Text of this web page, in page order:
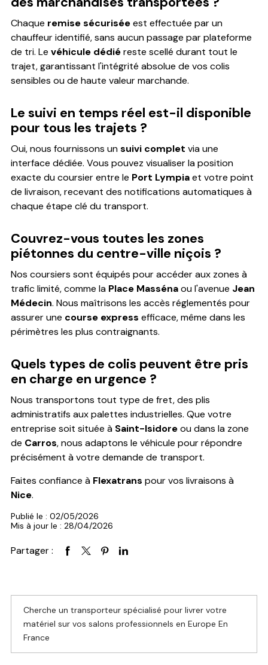
Chaque remise sécuriséeest effectuée par un
chauffeur identifié, sans aucun passage par plateforme
de tri. Le véhicule dédiéreste scellé durant tout le
trajet, garantissant l'intégrité absolue de vos colis
sensibles ou de haute valeur marchande.
Le suivi en temps réel est-il disponible
pour tous les trajets ?
Oui, nous fournissons unsuivi complet via une
interface dédiée. Vous pouvez visualiser la position
exacte du coursier entre le Port Lympiaet votre point
de livraison, recevant des notifications automatiques à
chaque étape clé du transport.
Couvrez-vous toutes les zones
piétonnes du centre-ville niçois ?
Nos coursiers sont équipés pour accéder aux zones à
trafic limité, comme la Place Massénaou l'avenue Jean
Médecin. Nous maîtrisons les accès réglementés pour
assurer une course express efficace, même dans les
périmètres les plus contraignants.
Quels types de colis peuvent être pris
en charge en urgence ?
Nous transportons tout type de fret, des plis
administratifs aux palettes industrielles. Que votre
entreprise soit située à Saint-Isidoreou dans la zone
de Carros, nous adaptons le véhicule pour répondre
précisément à votre demande de transport.
Faites confiance à Flexatrans pour vos livraisons à
Nice.
Publié le : 02/05/2026
Mis à jour le : 28/04/2026
Partager :
Cherche un transporteur spécialisé pour livrer votre
matériel sur vos salons professionnels en Europe En
France